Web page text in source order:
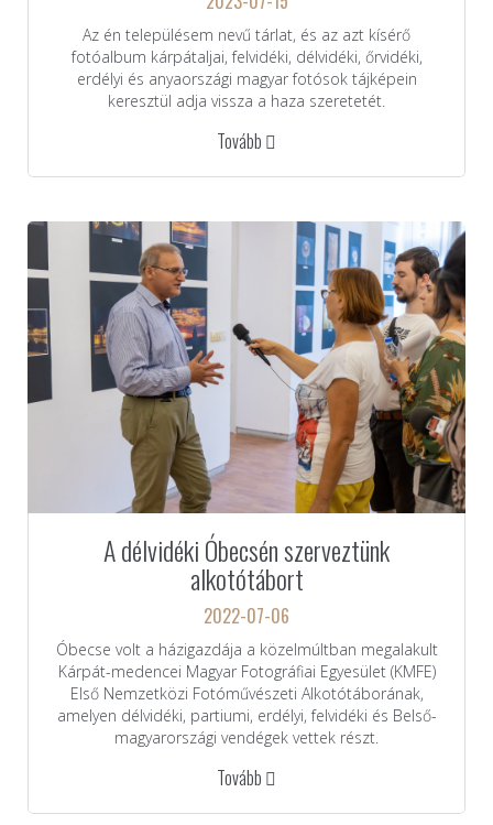
Az én településem nevű tárlat, és az azt kísérő
fotóalbum kárpátaljai, felvidéki, délvidéki, őrvidéki,
erdélyi és anyaországi magyar fotósok tájképein
keresztül adja vissza a haza szeretetét.
Tovább
A délvidéki Óbecsén szerveztünk
alkotótábort
2022-07-06
Óbecse volt a házigazdája a közelmúltban megalakult
Kárpát-medencei Magyar Fotográfiai Egyesület (KMFE)
Első Nemzetközi Fotóművészeti Alkotótáborának,
amelyen délvidéki, partiumi, erdélyi, felvidéki és Belső-
magyarországi vendégek vettek részt.
Tovább